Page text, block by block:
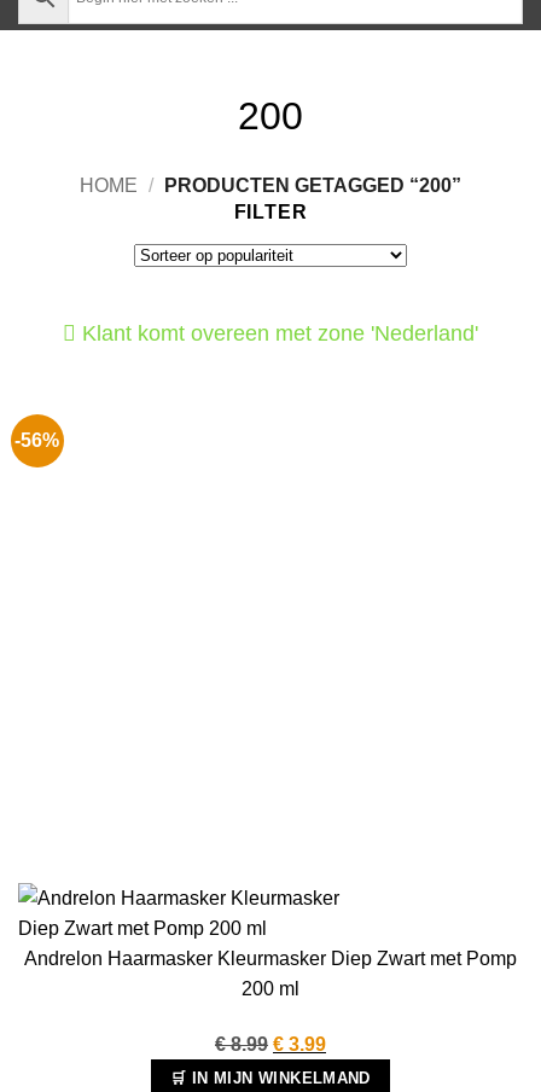
200
HOME /
PRODUCTEN GETAGGED “200”
FILTER
Klant komt overeen met zone 'Nederland'
-56%
Andrelon Haarmasker Kleurmasker Diep Zwart met Pomp
200 ml
€8.99 Oorspronkelijke
prijs
€ 3.99Huidige
prijs
🛒 IN MIJN WINKELMAND